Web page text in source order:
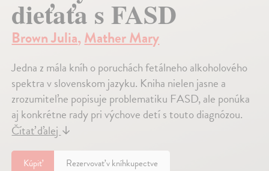
dieťaťa s FASD
Brown Julia,Mather Mary
Jedna z mála kníh o poruchách fetálneho alkoholového
spektra v slovenskom jazyku. Kniha nielen jasne a
zrozumiteľne popisuje problematiku FASD, ale ponúka
aj konkrétne rady pri výchove detí s touto diagnózou.
Čítať ďalej↓
Kúpiť Rezervovať v kníhkupectve